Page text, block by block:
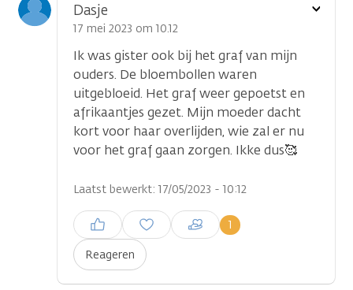
Dasje
17 mei 2023 om 10.12
Ik was gister ook bij het graf van mijn
ouders. De bloembollen waren
uitgebloeid. Het graf weer gepoetst en
afrikaantjes gezet. Mijn moeder dacht
kort voor haar overlijden, wie zal er nu
voor het graf gaan zorgen. Ikke dus🥰
Laatst bewerkt: 17/05/2023 - 10:12
Reageren
1
Inloggen om een reactie te
plaatsen
Toon